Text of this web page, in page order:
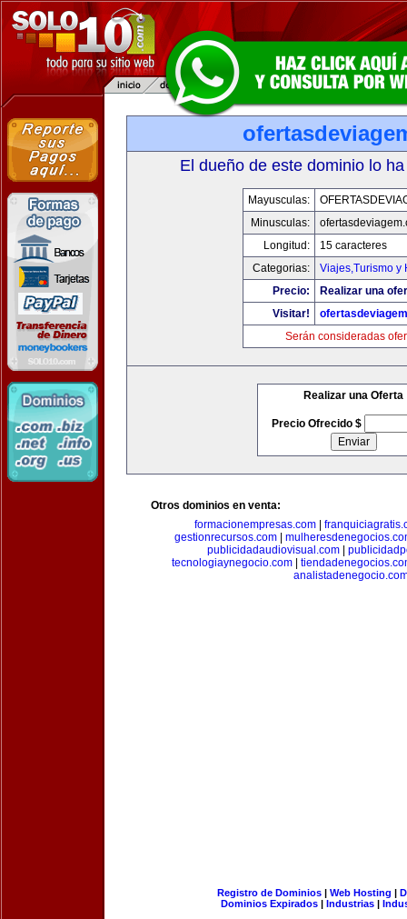
El dueño de este dominio lo
Mayusculas:
Minusculas:
Longitud:
15 caracteres
Categorias:
Viajes,Turismo y
Precio:
Realizar una
Visitar!
Serán consideradas
Realizar una Oferta
Precio Ofrecido $
Otros dominios en venta:
formacionempresas.com|
gestionrecursos.com|
publicidadaudiovisual.com|
tecnologiaynegocio.com
Registro de Dominios| Web Hosting |
Dominios Expirados | Industrias |